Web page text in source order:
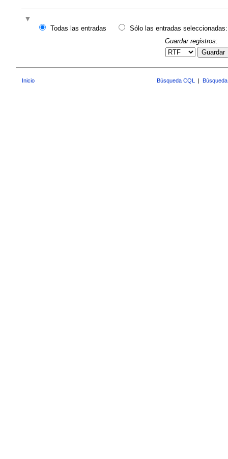
Todas las entradas
Sólo las entradas seleccionadas:
Guardar registros:
Guardar
Inicio Búsqueda CQL